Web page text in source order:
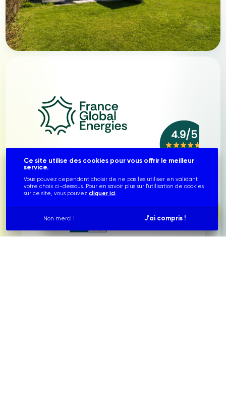
Ce site utilise des cookies pour vous offrir le meilleur
service.
Vous pouvez cependant choisir de ne pas les utiliser en validant
votre choix ci-dessous. Pour en savoir plus sur l'utilisation de cookies
sur ce site, vous pouvezcliquer ici
Non merci ! J'ai compris !